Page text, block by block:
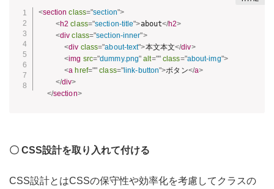
<section class="section">
<h2 class="section-title">about</h2>
<div class="section-inner">
<div class="about-text">本文本文</div>
<img src="dummy.png" alt="" class="about-img">
<a href="" class=" link-button">ボタン</a>
</div>
</section>
〇 CSS設計を取り入れて付ける
CSS設計とはCSSの保守性や効率化を考慮してクラスの